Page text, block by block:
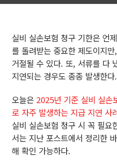
실비 실손보험 청구 기한은 언
를 돌려받는 중요한 제도이지
거절될 수 있다. 또, 서류를 다
지연되는 경우도 종종 발생한다.
오늘은 2025년 기준 실비 실손
로 자주 발생하는 지급 지연 사
실비 실손보험 청구 시 꼭 필요
서는 지난 포스트에서 정리한
해 확인 가능하다.